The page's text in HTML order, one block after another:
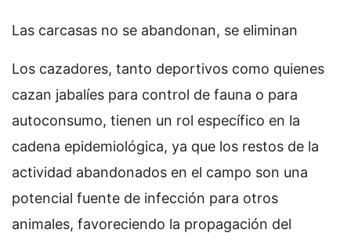
Las carcasas no se abandonan, se eliminan
Los cazadores, tanto deportivos como quienes
cazan jabalíes para control de fauna o para
autoconsumo, tienen un rol específico en la
cadena epidemiológica, ya que los restos de la
actividad abandonados en el campo son una
potencial fuente de infección para otros
animales, favoreciendo la propagación del